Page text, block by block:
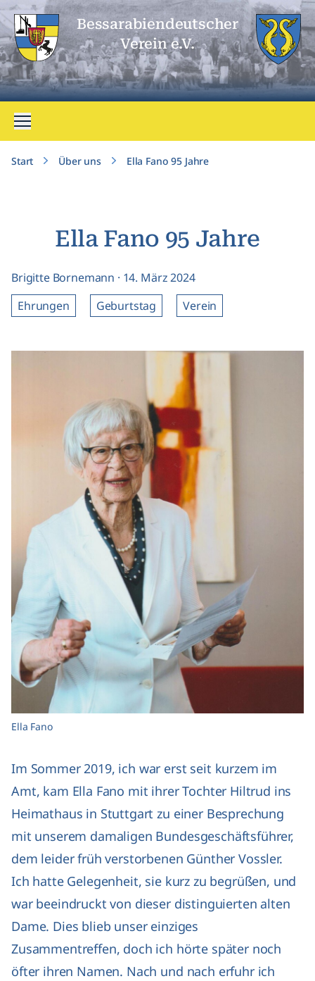
Bessarabien­deutscher
Verein e.V.
Menü öffnen
Start Über uns Ella Fano 95 Jahre
Ella Fano 95 Jahre
Brigitte Bornemann · 14. März 2024
Ehrungen
Geburtstag Verein
Ella Fano
Im Sommer 2019, ich war erst seit kurzem im
Amt, kam Ella Fano mit ihrer Tochter Hiltrud ins
Heimathaus in Stuttgart zu einer Besprechung
mit unserem damaligen Bundesgeschäftsführer,
dem leider früh verstorbenen Günther Vossler.
Ich hatte Gelegenheit, sie kurz zu begrüßen, und
war beeindruckt von dieser distinguierten alten
Dame. Dies blieb unser einziges
Zusammentreffen, doch ich hörte später noch
öfter ihren Namen. Nach und nach erfuhr ich